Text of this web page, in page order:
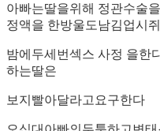
아빠는딸을위해 정관수술
정액을 한방울도남김업시
밤에두세번섹스 사정 을한
하는딸은
보지빨아달라고요구한다